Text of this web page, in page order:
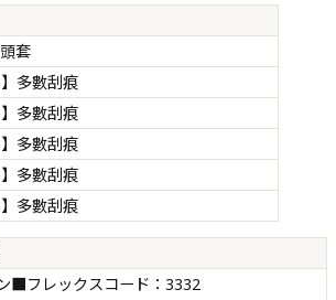
套
】多數刮痕
】多數刮痕
】多數刮痕
】多數刮痕
】多數刮痕
■フレックスコード：3332